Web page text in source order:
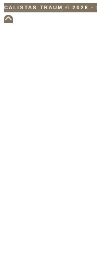
CALISTAS TRAUM © 2026 ·
Scroll